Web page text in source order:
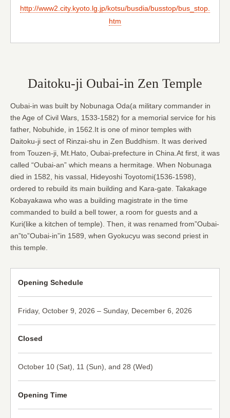
http://www2.city.kyoto.lg.jp/kotsu/busdia/busstop/bus_stop.
htm
Daitoku-ji Oubai-in Zen Temple
Oubai-in was built by Nobunaga Oda(a military commander in
the Age of Civil Wars, 1533-1582) for a memorial service for his
father, Nobuhide, in 1562.It is one of minor temples with
Daitoku-ji sect of Rinzai-shu in Zen Buddhism. It was derived
from Touzen-ji, Mt.Hato, Oubai-prefecture in China.At first, it was
called “Oubai-an” which means a hermitage. When Nobunaga
died in 1582, his vassal, Hideyoshi Toyotomi(1536-1598),
ordered to rebuild its main building and Kara-gate. Takakage
Kobayakawa who was a building magistrate in the time
commanded to build a bell tower, a room for guests and a
Kuri(like a kitchen of temple). Then, it was renamed from”Oubai-
an”to”Oubai-in”in 1589, when Gyokucyu was second priest in
this temple.
Opening Schedule
Friday, October 9, 2026 – Sunday, December 6, 2026
Closed
October 10 (Sat), 11 (Sun), and 28 (Wed)
Opening Time